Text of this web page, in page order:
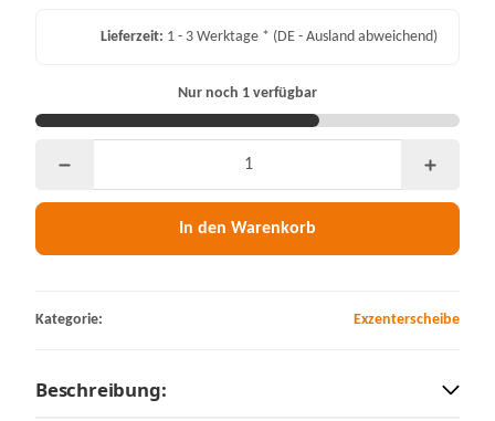
Lieferzeit: 1 - 3 Werktage * (DE - Ausland abweichend)
Nur noch 1 verfügbar
In den Warenkorb
Kategorie: Exzenterscheibe
Beschreibung: